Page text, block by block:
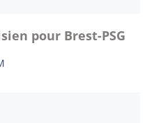
pour Brest-PSG